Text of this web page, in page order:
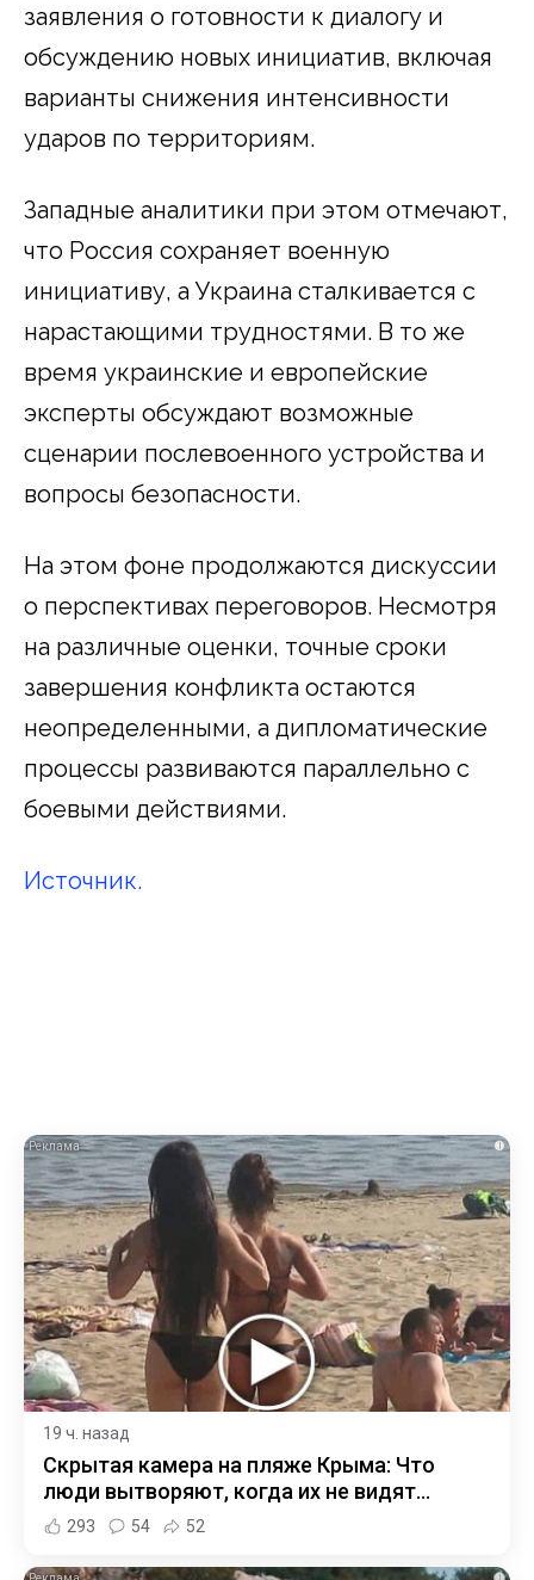
заявления о готовности к диалогу и
обсуждению новых инициатив, включая
варианты снижения интенсивности
ударов по территориям.
Западные аналитики при этом отмечают,
что Россия сохраняет военную
инициативу, а Украина сталкивается с
нарастающими трудностями. В то же
время украинские и европейские
эксперты обсуждают возможные
сценарии послевоенного устройства и
вопросы безопасности.
На этом фоне продолжаются дискуссии
о перспективах переговоров. Несмотря
на различные оценки, точные сроки
завершения конфликта остаются
неопределенными, а дипломатические
процессы развиваются параллельно с
боевыми действиями.
Источник.
i
19 ч. назад
Скрытая камера на пляже Крыма: Что
люди вытворяют, когда их не видят...
293 54 52